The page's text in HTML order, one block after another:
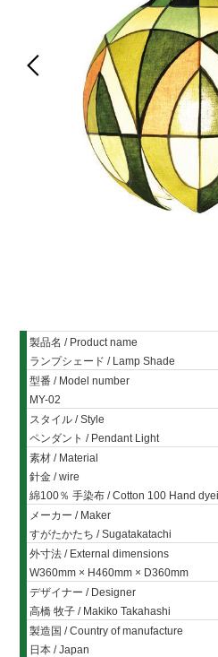
製品名 /Product name
ランプシェード / Lamp Shade
型番 / Model number
MY-02
スタイル / Style
ペンダント / Pendant Light
素材/ Material
針金 / wire
綿100％ 手染布 / Cotton 100 Hand
メーカー / Maker
すがたかたち / Sugatakatachi
外寸法 / External dimensions
W360mm × H460mm × D360mm
デザイナー / Designer
高橋 牧子 / Makiko Takahashi
製造国 /Country of manufacture
日本 / Japan